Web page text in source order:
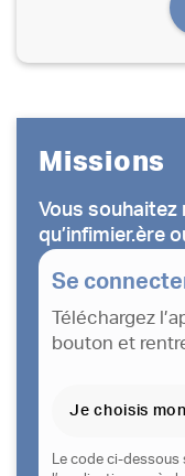
Missions
Vous
qu’infimier.ère
Se
Téléchargez
bouton et
Le code ci-
Missions
Vous
tant
Téléchargez